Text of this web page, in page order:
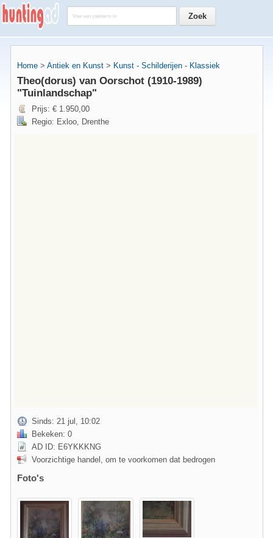
Home > Antiek en Kunst > Kunst - Schilderijen - Klassiek
Theo(dorus) van Oorschot (1910-1989)
"Tuinlandschap"
Prijs: € 1.950,00
Regio: Exloo, Drenthe
Sinds: 21 jul, 10:02
Bekeken: 0
AD ID: E6YKKKNG
Voorzichtige handel, om te voorkomen dat bedrogen
Foto's